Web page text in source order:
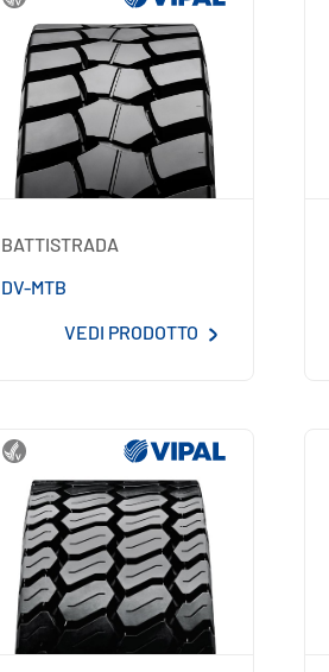
BATTISTRADA
DV-MTB
VEDI PRODOTTO